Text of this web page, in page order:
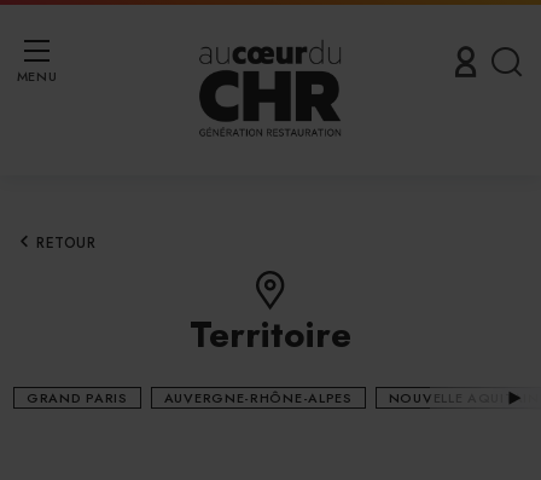
MENU
RETOUR
Territoire
GRAND PARIS AUVERGNE-RHÔNE-ALPES NOUVELLE